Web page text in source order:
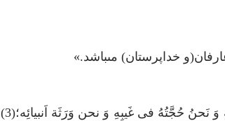
در اين باره فاطمه زهرا(س) فرمود: «نَحنُ وَسيلَتُهُ فى خَلقِه وَ نحن خاصَّتُهُ وَ مَحَلُّ قُدسِهِ وَ نَحنُ حُجَّتُهُ فى غَيبِهِ وَ نحن وَرَثَة اَنبيائِه؛(3)